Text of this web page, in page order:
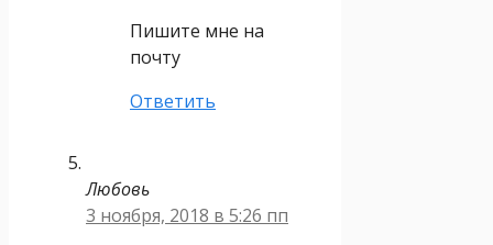
Пишите мне на
почту
Ответить
Любовь
3 ноября, 2018 в 5:26 пп